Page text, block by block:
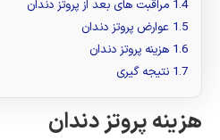
1.4 مراقبت های بعد از پروتز دندان
1.5 عوارض پروتز دندان
1.6 هزینه پروتز دندان
1.7 نتیجه گیری
هزینه پروتز دندان